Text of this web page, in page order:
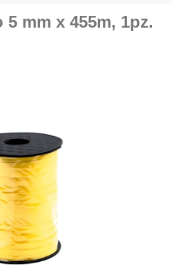
mm x 455m, 1pz.